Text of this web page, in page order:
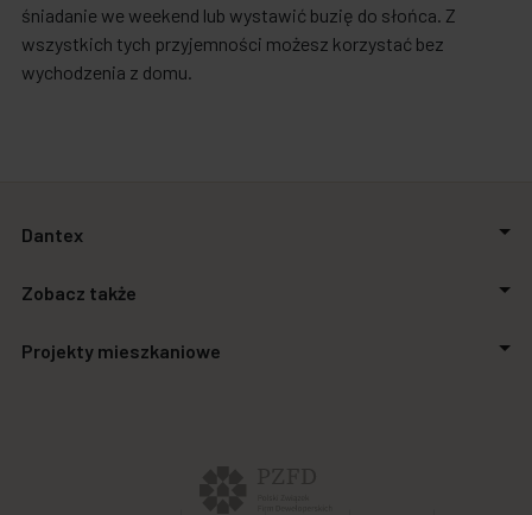
śniadanie we weekend lub wystawić buzię do słońca. Z
wszystkich tych przyjemności możesz korzystać bez
wychodzenia z domu.
Dantex
Relacje inwestorskie
Biuro prasowe
Zobacz także
Zakupimy grunty
Projekty mieszkaniowe